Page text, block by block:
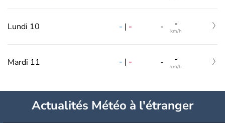
Lundi 10 - | - - -
km/h
Mardi 11 - | - - -
km/h
Actualités Météo à l'étranger